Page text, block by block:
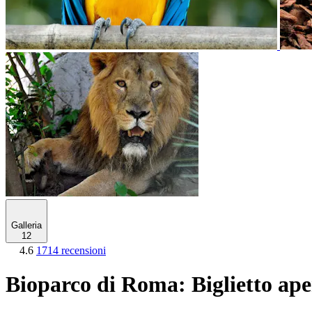
Galleria
12
4.6 1714 recensioni
Bioparco di Roma: Biglietto